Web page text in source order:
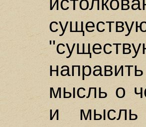
мысль о
и мысль